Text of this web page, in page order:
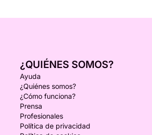
¿QUIÉNES SOMOS?
Ayuda
¿Quiénes somos?
¿Cómo funciona?
Prensa
Profesionales
Política de privacidad